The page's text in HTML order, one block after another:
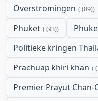
Overstromingen (89)
Phuket (93)
Politieke kringen
Prachuap khiri khan
Premier Prayut Chan-